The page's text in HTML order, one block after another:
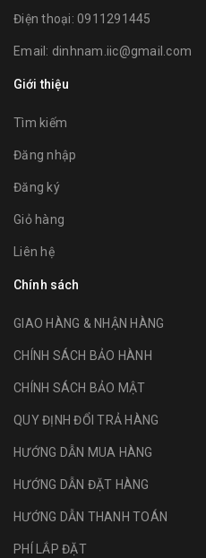
Điện thoại: 0911291445
Email: dinhnam.iic@gmail.com
Giới thiệu
Tìm kiếm
Đăng nhập
Đăng ký
Giỏ hàng
Liên hệ
Chính sách
GIAO HÀNG & NHẬN HÀNG
CHÍNH SÁCH BẢO HÀNH
CHÍNH SÁCH BẢO MẬT
QUY ĐỊNH ĐỔI TRẢ HÀNG
HƯỚNG DẪN MUA HÀNG
HƯỚNG DẪN ĐẶT HÀNG
HƯỚNG DẪN THANH TOÁN
PHÍ LẮP ĐẶT